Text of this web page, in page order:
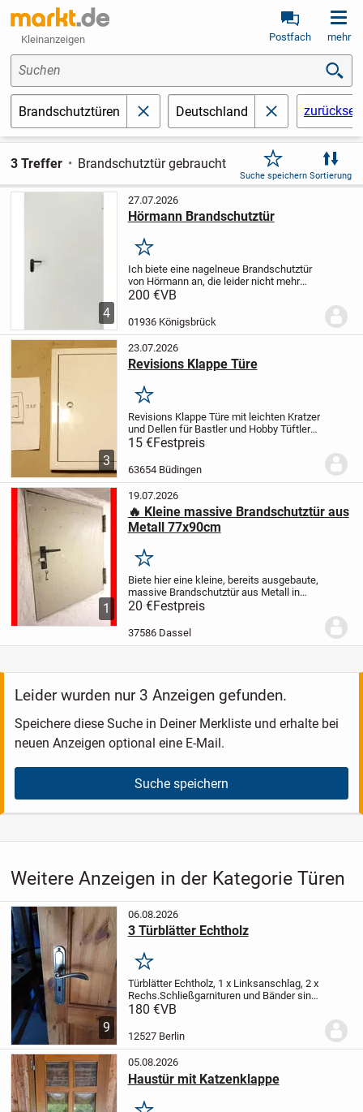
Kleinanzeigen Postfach mehr
Suchen
Brandschutztüren schließenDeutschland schließen
3 Treffer Brandschutztür gebraucht
Suche speichern Sortierung
4
27.07.2026
Hörmann Brandschutztür
Merken
Ich biete eine nagelneue Brandschutztür
von Hörmann an, die leider nicht mehr
benötigt wird. Diese hochwertige
Grau gehalten und bietet zuverlässigen
Schutz. Sie...
200 €VB
01936 Königsbrück
3
23.07.2026
Revisions Klappe Türe
Merken
Revisions Klappe Türe mit leichten Kratzer
und Dellen für Bastler und Hobby Tüftler
Heimwerker Schrauber Spezialisten
inklusive Versand für 15 Euro
15 €Festpreis
63654 Büdingen
1
19.07.2026
🔥 Kleine massive Brandschutztür aus
Metall 77x90cm
Merken
Biete hier eine kleine, bereits ausgebaute,
massive Brandschutztür aus Metall in
gutem Zustand mit Rahmen, Schloss und
2 Schlüsseln. Die Maße sind ca. 90 cm
hoch und 77 cm breit. Prima als
20 €Festpreis
37586 Dassel
Leider wurden nur 3 Anzeigen gefunden.
Speichere diese Suche in Deiner Merkliste und erhalte bei
neuen Anzeigen optional eine E-Mail.
Suche speichern
Weitere Anzeigen in der Kategorie Türen
9
06.08.2026
3 Türblätter Echtholz
Merken
Türblätter Echtholz, 1 x Linksanschlag, 2 x
Rechs.Schließgarnituren und Bänder sind
aus Messing.
180 €VB
12527 Berlin
05.08.2026
Haustür mit Katzenklappe